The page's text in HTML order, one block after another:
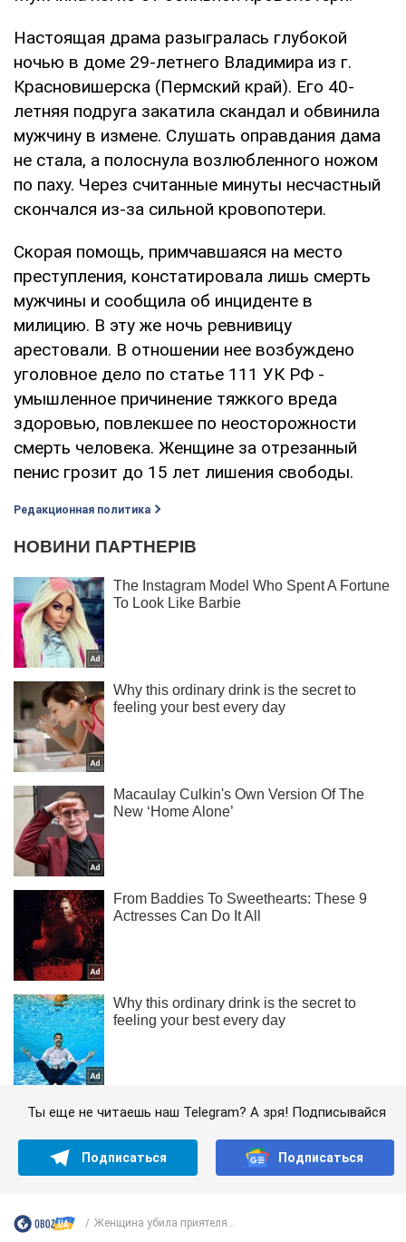
Настоящая драма разыгралась глубокой
ночью в доме 29-летнего Владимира из г.
Красновишерска (Пермский край). Его 40-
летняя подруга закатила скандал и обвинила
мужчину в измене. Слушать оправдания дама
не стала, а полоснула возлюбленного ножом
по паху. Через считанные минуты несчастный
скончался из-за сильной кровопотери.
Скорая помощь, примчавшаяся на место
преступления, констатировала лишь смерть
мужчины и сообщила об инциденте в
милицию. В эту же ночь ревнивицу
арестовали. В отношении нее возбуждено
уголовное дело по статье 111 УК РФ -
умышленное причинение тяжкого вреда
здоровью, повлекшее по неосторожности
смерть человека. Женщине за отрезанный
пенис грозит до 15 лет лишения свободы.
Редакционная политика
Ты еще не читаешь наш Telegram? А зря! Подписывайся
Подписаться Подписаться
Женщина убила приятеля...